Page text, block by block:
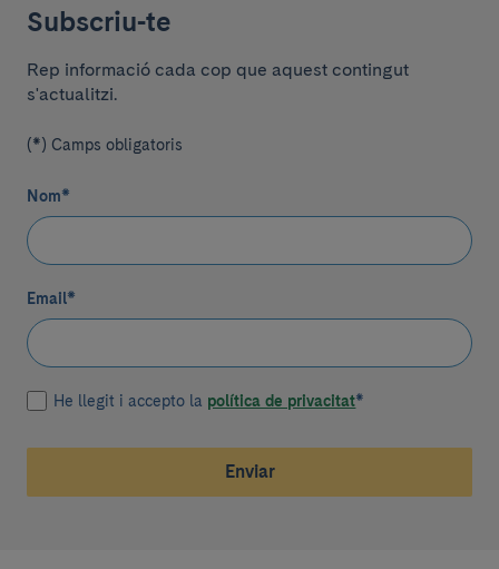
Subscriu-te
Rep informació cada cop que aquest contingut
s'actualitzi.
(*) Camps obligatoris
Nom*
Email*
He llegit i accepto la política de privacitat*
Enviar